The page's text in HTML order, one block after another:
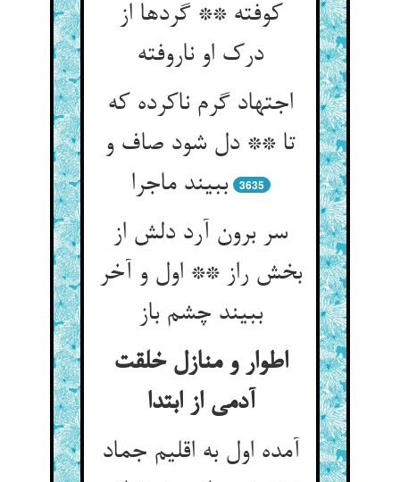
کوفته ** گردها از
درک او ناروفته
اجتهاد گرم ناکرده که
تا ** دل شود صاف و
ببیند ماجرا
3635
سر برون آرد دلش از
بخش راز ** اول و آخر
ببیند چشم باز
اطوار و منازل خلقت
آدمی از ابتدا
آمده اول به اقلیم جماد